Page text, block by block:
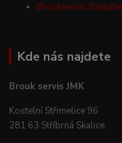
Broukservis Youtube
Kde nás najdete
Brouk servis JMK
Kostelní Střimelice 96
281 63 Stříbrná Skalice